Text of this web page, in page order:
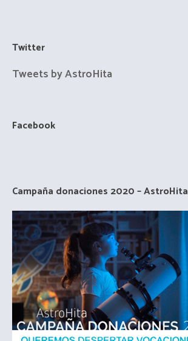
Twitter
Tweets by AstroHita
Facebook
Campaña donaciones 2020 – AstroHita